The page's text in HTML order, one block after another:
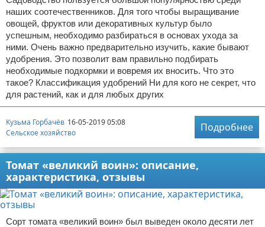
наших соотечественников. Для того чтобы выращивание
овощей, фруктов или декоративных культур было
успешным, необходимо разбираться в основах ухода за
ними. Очень важно предварительно изучить, какие бывают
удобрения. Это позволит вам правильно подбирать
необходимые подкормки и вовремя их вносить. Что это
такое? Классификация удобрений Ни для кого не секрет, что
для растений, как и для любых других
Кузьма Горбачёв 16-05-2019 05:08
Сельское хозяйство
Подробнее
Томат «великий воин»: описание,
характеристика, отзывы
Сорт томата «великий воин» был выведен около десяти лет